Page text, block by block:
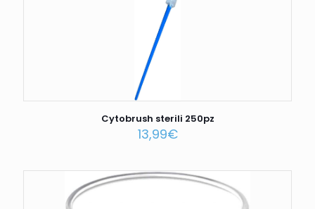
Cytobrush sterili 250pz
13,99€